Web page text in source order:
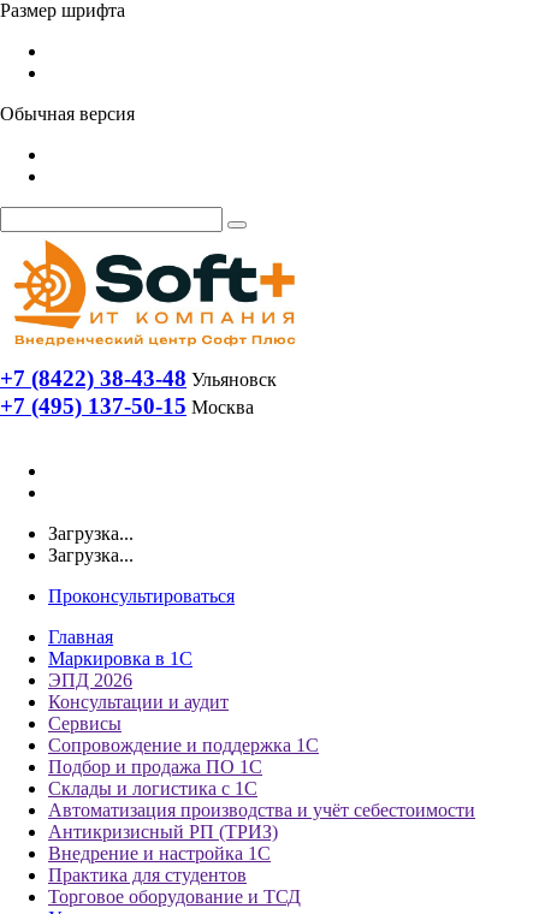
Размер шрифта
Обычная версия
+7 (8422) 38-43-48 Ульяновск
+7 (495) 137-50-15 Москва
Загрузка...
Загрузка...
Проконсультироваться
Главная
Маркировка в 1С
ЭПД 2026
Консультации и аудит
Сервисы
Сопровождение и поддержка 1С
Подбор и продажа ПО 1С
Склады и логистика с 1С
Автоматизация производства и учёт себестоимости
Антикризисный РП (ТРИЗ)
Внедрение и настройка 1С
Практика для студентов
Торговое оборудование и ТСД